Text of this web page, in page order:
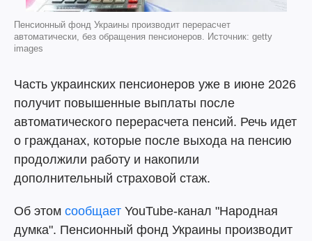
Пенсионный фонд Украины производит перерасчет
автоматически, без обращения пенсионеров. Источник: getty
images
Часть украинских пенсионеров уже в июне 2026
получит повышенные выплаты после
автоматического перерасчета пенсий. Речь идет
о гражданах, которые после выхода на пенсию
продолжили работу и накопили
дополнительный страховой стаж.
Об этом сообщает YouTube-канал "Народная
думка". Пенсионный фонд Украины производит